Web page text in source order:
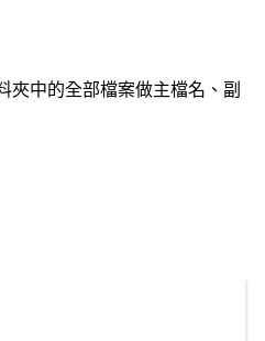
夾中的全部檔案做主檔名、副